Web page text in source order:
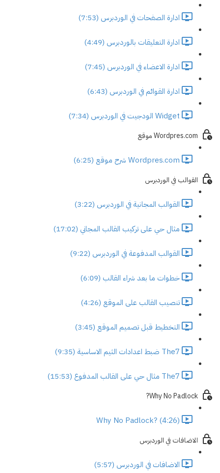
ادارة الصفحات في الوردبرس (7:53)
ادارة التعليقات بالوردبرس (4:49)
ادارة الاعضاء في الوردبرس (7:45)
ادارة القوائم في الوردبرس (6:43)
Widget الودجيت في الوردبرس (7:34)
Wordpres.com موقع
Wordpres.com شرح موقع (6:25)
القوالب في الوردبرس
القوالب المجانية في الوردبرس (3:22)
مثال حي على تركيب القالب المجاني (17:02)
القوالب المدفوعة في الوردبرس (9:22)
خطوات ما بعد شراء القالب (6:09)
تنصيب القالب على الموقع (4:26)
التخطيط قبل تصميم الموقع (3:45)
The7 ضبط اعدادات الثيم الاساسية (9:35)
The7 مثال حي على القالب المدفوع (15:53)
Why No Padlock?
Why No Padlock? (4:26)
الاضافات في الوردبرس
الاضافات في الوردبرس (5:57)